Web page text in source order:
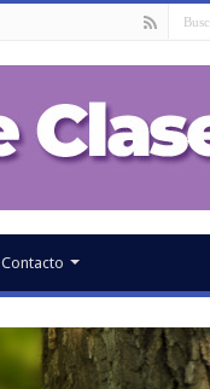
Contacto